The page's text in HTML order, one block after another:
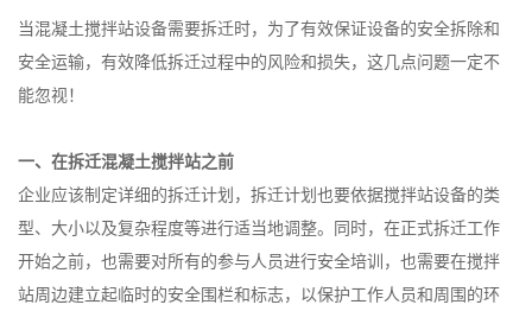
当混凝土搅拌站设备需要拆迁时，为了有效保证设备的安全拆除和
安全运输，有效降低拆迁过程中的风险和损失，这几点问题一定不
能忽视！
一、在拆迁混凝土搅拌站之前
企业应该制定详细的拆迁计划，拆迁计划也要依据搅拌站设备的类
型、大小以及复杂程度等进行适当地调整。同时，在正式拆迁工作
开始之前，也需要对所有的参与人员进行安全培训，也需要在搅拌
站周边建立起临时的安全围栏和标志，以保护工作人员和周围的环